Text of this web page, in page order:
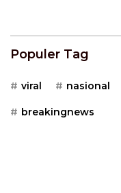
Populer Tag
viral nasional
breakingnews